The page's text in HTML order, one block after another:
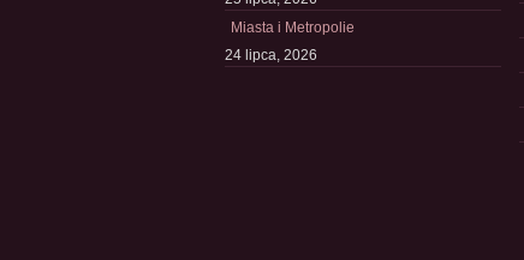
Miasta i Metropolie
24 lipca, 2026